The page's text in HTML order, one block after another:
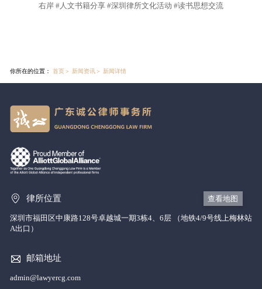
右岸 #人文书籍分享 #深圳律所文化活动 #读书思想交流
你所在的位置： 首页＞ 新闻资讯＞ 新闻详情
律所位置 查看地图
深圳市福田区中康路128号卓越城一期3栋4、6层 （地铁4/9号线上梅林站
A出口）
邮箱地址
admin@lawyercg.com